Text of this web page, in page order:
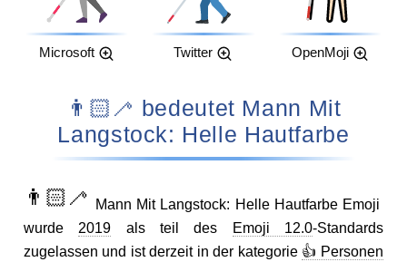
Microsoft Twitter OpenMoji
👨🏻‍🦯 bedeutet Mann Mit
Langstock: Helle Hautfarbe
👨🏻‍🦯 Mann Mit Langstock: Helle Hautfarbe Emoji
wurde 2019 als teil des Emoji 12.0-Standards
zugelassen und ist derzeit in der kategorie 👍 Personen